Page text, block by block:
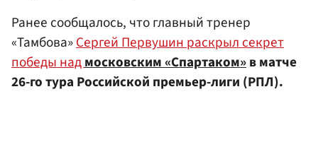
Ранее сообщалось, что главный тренер
«Тамбова»Сергей Первушин раскрыл секрет
победы надмосковским «Спартаком»в матче
26-го тура Российской премьер-лиги (РПЛ).